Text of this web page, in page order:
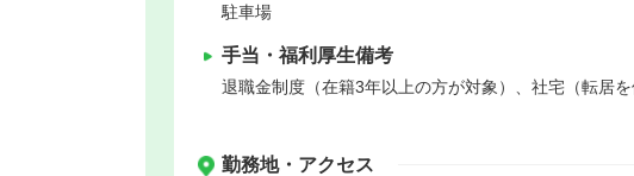
駐車場
手当・福利厚生備考
退職金制度（在籍3年以上の方が対象）、社宅（転居
勤務地・アクセス